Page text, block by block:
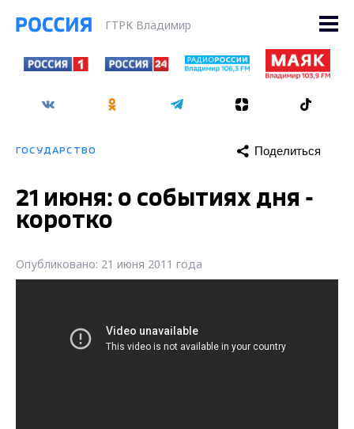
ГТРК Владимир
ГОСУДАРСТВО Поделиться
21 июня: о событиях дня -
коротко
Опубликовано: 21 июня 2011 года